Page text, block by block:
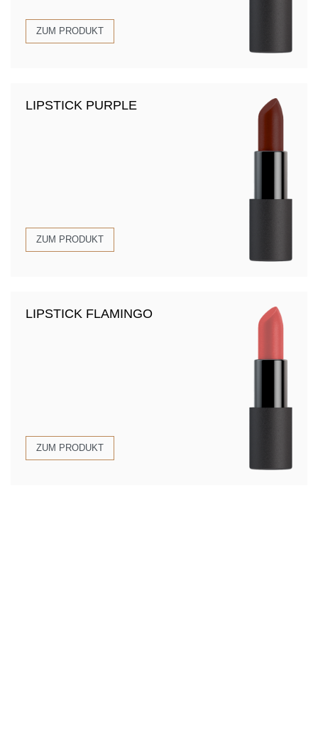
ZUM PRODUKT
LIPSTICK PURPLE
ZUM PRODUKT
LIPSTICK FLAMINGO
ZUM PRODUKT